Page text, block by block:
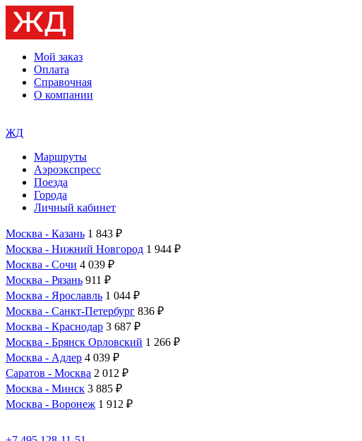
Мой заказ
Оплата
Справочная
О компании
ЖД
Маршруты
Аэроэкспресс
Поезда
Города
Личный кабинет
Москва - Казань 1 843 ₽
Москва - Нижний Новгород 1 944 ₽
Москва - Сочи 4 039 ₽
Москва - Рязань 911 ₽
Москва - Ярославль 1 044 ₽
Москва - Санкт-Петербург 836 ₽
Москва - Краснодар 3 687 ₽
Москва - Брянск Орловский 1 266 ₽
Москва - Адлер 4 039 ₽
Саратов - Москва 2 012 ₽
Москва - Минск 3 885 ₽
Москва - Воронеж 1 912 ₽